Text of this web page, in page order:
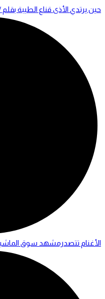
حين يرتدي الأذى قناع الطيبة
الأغنام تتصدرمشهد سوق